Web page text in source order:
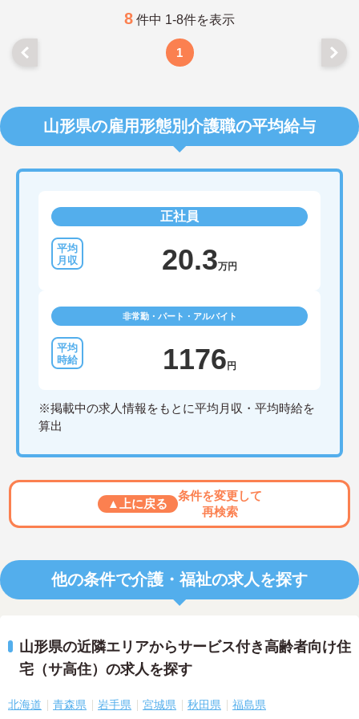
8 件中 1-8件を表示
1
山形県の雇用形態別介護職の平均給与
正社員
20.3万円
非常勤・パート・アルバイト
1176 円
※掲載中の求人情報をもとに平均月収・平均時給を
算出
▲上に戻る
条件を変更して
再検索
他の条件で介護・福祉の求人を探す
山形県の近隣エリアからサービス付き高齢者向け住
宅（サ高住）の求人を探す
北海道 青森県 岩手県 宮城県 秋田県 福島県